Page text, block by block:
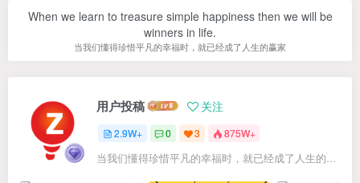
When we learn to treasure simple happiness then we will be
winners in life.
当我们懂得珍惜平凡的幸福时，就已经成了人生的赢家
用户投稿 关注
2.9W+ 0 3 875W+
当我们懂得珍惜平凡的幸福时，就已经成了人生的赢家